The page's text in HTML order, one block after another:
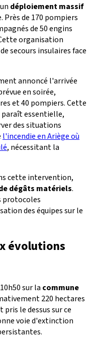
déploiement massif
Près de 170 pompiers
de 50 engins
organisation
secours insulaires face
annoncé l'arrivée
en soirée,
et 40 pompiers. Cette
essentielle,
des situations
l'incendie en Ariège où
, nécessitant la
cette intervention,
dégâts matériels.
protocoles
des équipes sur le
évolutions
sur la commune
220 hectares
le dessus sur ce
voie d'extinction